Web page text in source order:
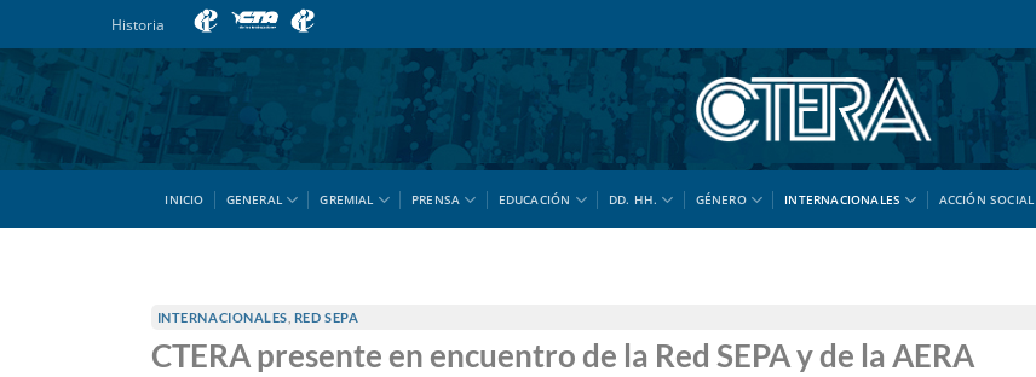
al
contenido
Historia
INICIO GENERAL GREMIAL PRENSA EDUCACIÓN DD. HH. GÉNERO INTERNACIONALES ACCIÓN SOCIAL
INTERNACIONALES RED SEPA
CTERA presente en encuentro de la Red SEPA y de la AERA